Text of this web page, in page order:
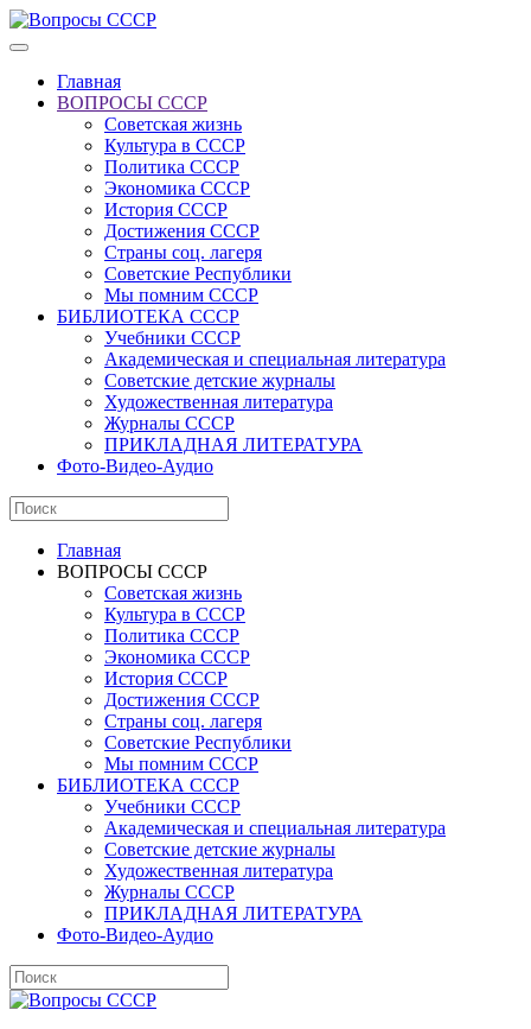
Главная
ВОПРОСЫ СССР
Советская жизнь
Культура в СССР
Политика СССР
Экономика СССР
История СССР
Достижения СССР
Страны соц. лагеря
Советские Республики
Мы помним СССР
БИБЛИОТЕКА СССР
Учебники СССР
Академическая и специальная литература
Советские детские журналы
Художественная литература
Журналы СССР
ПРИКЛАДНАЯ ЛИТЕРАТУРА
Фото-Видео-Аудио
Главная
ВОПРОСЫ СССР
Советская жизнь
Культура в СССР
Политика СССР
Экономика СССР
История СССР
Достижения СССР
Страны соц. лагеря
Советские Республики
Мы помним СССР
БИБЛИОТЕКА СССР
Учебники СССР
Академическая и специальная литература
Советские детские журналы
Художественная литература
Журналы СССР
ПРИКЛАДНАЯ ЛИТЕРАТУРА
Фото-Видео-Аудио